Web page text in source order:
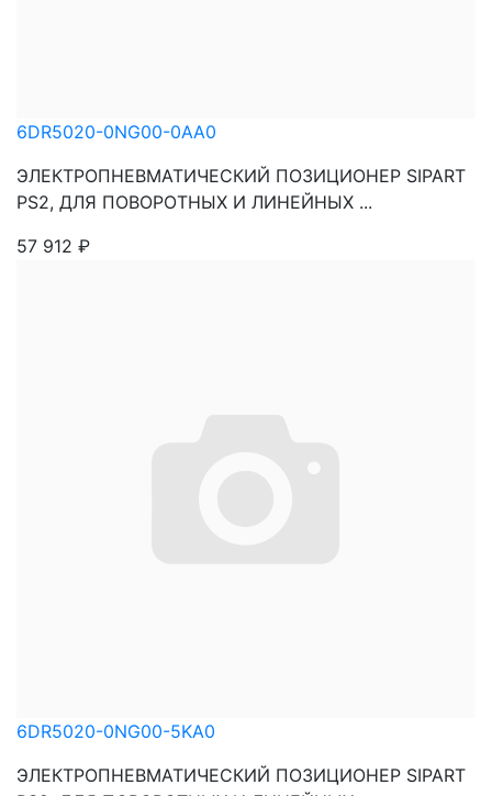
6DR5020-0NG00-0AA0
ЭЛЕКТРОПНЕВМАТИЧЕСКИЙ ПОЗИЦИОНЕР SIPART
PS2, ДЛЯ ПОВОРОТНЫХ И ЛИНЕЙНЫХ ...
57 912 ₽
6DR5020-0NG00-5KA0
ЭЛЕКТРОПНЕВМАТИЧЕСКИЙ ПОЗИЦИОНЕР SIPART